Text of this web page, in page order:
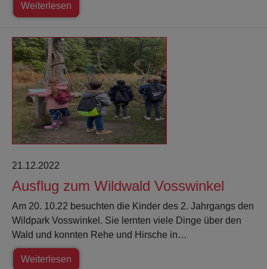
Weiterlesen
21.12.2022
Ausflug zum Wildwald Vosswinkel
Am 20. 10.22 besuchten die Kinder des 2. Jahrgangs den
Wildpark Vosswinkel. Sie lernten viele Dinge über den
Wald und konnten Rehe und Hirsche in…
Weiterlesen